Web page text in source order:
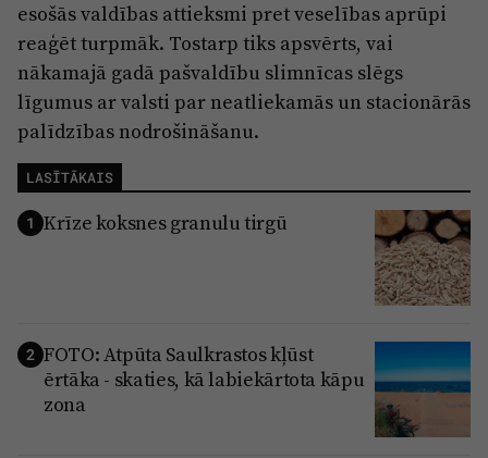
esošās valdības attieksmi pret veselības aprūpi
reaģēt turpmāk. Tostarp tiks apsvērts, vai
nākamajā gadā pašvaldību slimnīcas slēgs
līgumus ar valsti par neatliekamās un stacionārās
palīdzības nodrošināšanu.
LASĪTĀKAIS
1 Krīze koksnes granulu tirgū
2 FOTO: Atpūta Saulkrastos kļūst
ērtāka - skaties, kā labiekārtota kāpu
zona